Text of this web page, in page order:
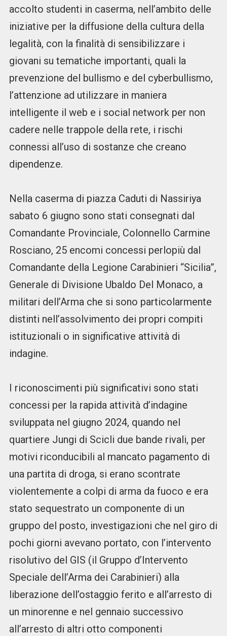
accolto studenti in caserma, nell’ambito delle
iniziative per la diffusione della cultura della
legalità, con la finalità di sensibilizzare i
giovani su tematiche importanti, quali la
prevenzione del bullismo e del cyberbullismo,
l’attenzione ad utilizzare in maniera
intelligente il web e i social network per non
cadere nelle trappole della rete, i rischi
connessi all’uso di sostanze che creano
dipendenze.
Nella caserma di piazza Caduti di Nassiriya
sabato 6 giugno sono stati consegnati dal
Comandante Provinciale, Colonnello Carmine
Rosciano, 25 encomi concessi perlopiù dal
Comandante della Legione Carabinieri “Sicilia”,
Generale di Divisione Ubaldo Del Monaco, a
militari dell’Arma che si sono particolarmente
distinti nell’assolvimento dei propri compiti
istituzionali o in significative attività di
indagine.
I riconoscimenti più significativi sono stati
concessi per la rapida attività d’indagine
sviluppata nel giugno 2024, quando nel
quartiere Jungi di Scicli due bande rivali, per
motivi riconducibili al mancato pagamento di
una partita di droga, si erano scontrate
violentemente a colpi di arma da fuoco e era
stato sequestrato un componente di un
gruppo del posto, investigazioni che nel giro di
pochi giorni avevano portato, con l’intervento
risolutivo del GIS (il Gruppo d’Intervento
Speciale dell’Arma dei Carabinieri) alla
liberazione dell’ostaggio ferito e all’arresto di
un minorenne e nel gennaio successivo
all’arresto di altri otto componenti